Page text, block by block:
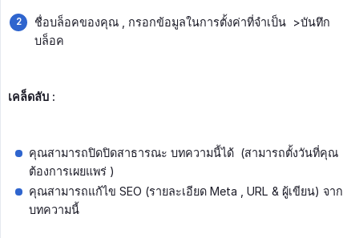
ชื่อบล็อคของคุณ , กรอกข้อมูลในการตั้งค่าที่จำเป็น >บันทึก
บล็อค
เคล็ดลับ :
คุณสามารถปิดปิดสาธารณะ บทความนี้ได้ (สามารถตั้งวันที่คุณ
ต้องการเผยแพร่ )
คุณสามารถแก้ไข SEO (รายละเอียด Meta , URL & ผู้เขียน) จาก
บทความนี้